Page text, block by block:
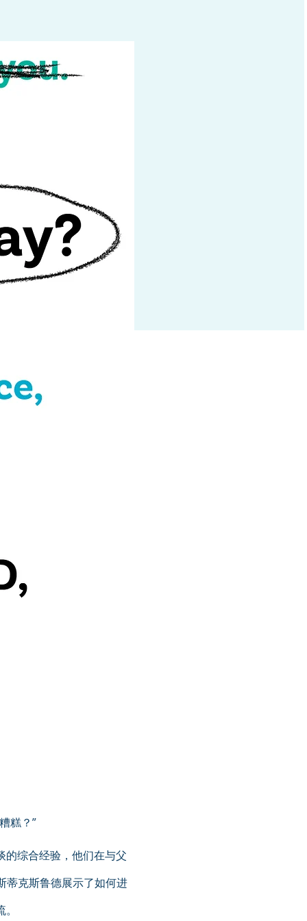
糕？”
的综合经验，他们在与父
蒂克斯鲁德展示了如何进